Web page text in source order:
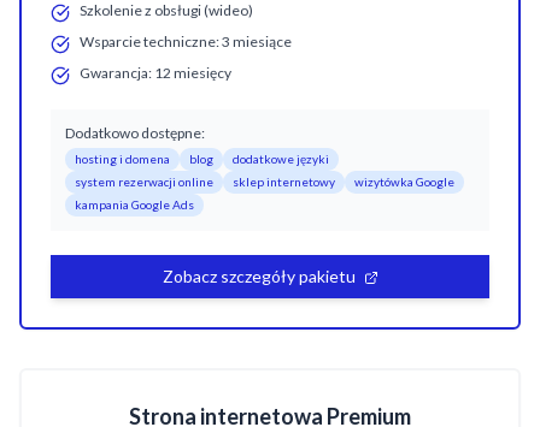
Szkolenie z obsługi (wideo)
Wsparcie techniczne: 3 miesiące
Gwarancja: 12 miesięcy
Dodatkowo dostępne:
hosting i domena blog
dodatkowe języki
system rezerwacji online
sklep internetowy
wizytówka Google
kampania Google Ads
Zobacz szczegóły pakietu
Strona internetowa Premium